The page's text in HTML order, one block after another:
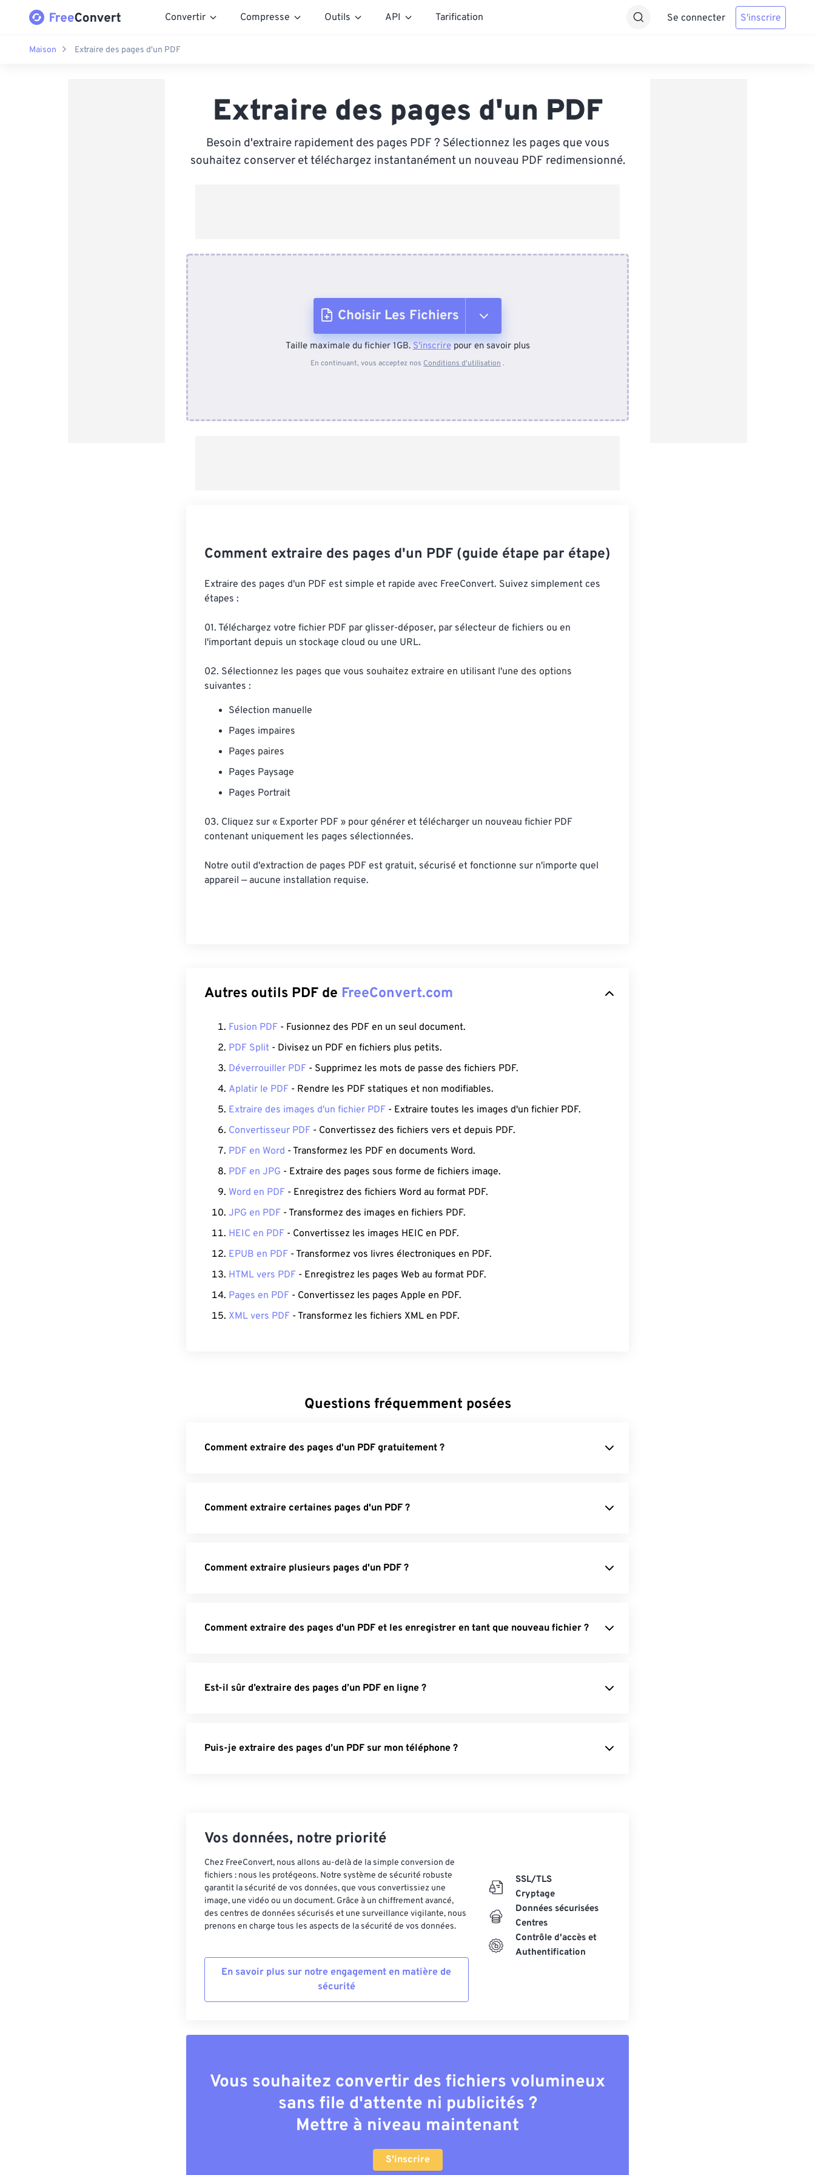
Convertir Compresse Outils API Tarification Se connecter S'inscrire
Maison Extraire des pages d'un PDF
Extraire des pages d'un PDF
Besoin d'extraire rapidement des pages PDF ? Sélectionnez les pages que vous
souhaitez conserver et téléchargez instantanément un nouveau PDF redimensionné.
Choisir Les Fichiers
Depuis l'appareil
Taille maximale du fichier 1GB.S'inscrirepour en savoir plus
En continuant, vous acceptez nos Conditions d'utilisation .
Comment extraire des pages d'un PDF (guide étape par étape)
Extraire des pages d'un PDF est simple et rapide avec FreeConvert. Suivez simplement ces
étapes :
01. Téléchargez votre fichier PDF par glisser-déposer, par sélecteur de fichiers ou en
l'important depuis un stockage cloud ou une URL.
02. Sélectionnez les pages que vous souhaitez extraire en utilisant l'une des options
suivantes :
Sélection manuelle
Pages impaires
Pages paires
Pages Paysage
Pages Portrait
03. Cliquez sur « Exporter PDF » pour générer et télécharger un nouveau fichier PDF
contenant uniquement les pages sélectionnées.
Notre outil d'extraction de pages PDF est gratuit, sécurisé et fonctionne sur n'importe quel
appareil — aucune installation requise.
Autres outils PDF de FreeConvert.com
Fusion PDF - Fusionnez des PDF en un seul document.
PDF Split - Divisez un PDF en fichiers plus petits.
Déverrouiller PDF - Supprimez les mots de passe des fichiers PDF.
Aplatir le PDF - Rendre les PDF statiques et non modifiables.
Extraire des images d'un fichier PDF - Extraire toutes les images d'un fichier PDF.
Convertisseur PDF - Convertissez des fichiers vers et depuis PDF.
PDF en Word - Transformez les PDF en documents Word.
PDF en JPG - Extraire des pages sous forme de fichiers image.
Word en PDF - Enregistrez des fichiers Word au format PDF.
JPG en PDF - Transformez des images en fichiers PDF.
HEIC en PDF - Convertissez les images HEIC en PDF.
EPUB en PDF - Transformez vos livres électroniques en PDF.
HTML vers PDF - Enregistrez les pages Web au format PDF.
Pages en PDF - Convertissez les pages Apple en PDF.
XML vers PDF - Transformez les fichiers XML en PDF.
Questions fréquemment posées
Comment extraire des pages d'un PDF gratuitement ?
Comment extraire certaines pages d'un PDF ?
Comment extraire plusieurs pages d'un PDF ?
Comment extraire des pages d'un PDF et les enregistrer en tant que nouveau fichier ?
Est-il sûr d’extraire des pages d’un PDF en ligne ?
Puis-je extraire des pages d’un PDF sur mon téléphone ?
Vos données, notre priorité
Chez FreeConvert, nous allons au-delà de la simple conversion de
fichiers : nous les protégeons. Notre système de sécurité robuste
garantit la sécurité de vos données, que vous convertissiez une
image, une vidéo ou un document. Grâce à un chiffrement avancé,
des centres de données sécurisés et une surveillance vigilante, nous
prenons en charge tous les aspects de la sécurité de vos données.
En savoir plus sur notre engagement en matière de
sécurité
SSL/TLS
Cryptage
Données sécurisées
Centres
Contrôle d'accès et
Authentification
Vous souhaitez convertir des fichiers volumineux
sans file d'attente ni publicités ?
Mettre à niveau maintenant
S'inscrire